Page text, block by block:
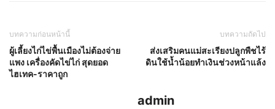
บทความก่อนหน้านี้
ผู้เลี้ยงไก่ไข่พื้นเมืองไม่ต้องจ่าย
แพง เครื่องคัดไข่ไก่ สุดยอด
ไฮเทค-ราคาถูก
บทความถัดไป
ส่งเสริมคนแม่สะเรียงปลูกพืชไร้
ดินใช้น้ำน้อยทำเงินช่วงหน้าแล้ง
admin